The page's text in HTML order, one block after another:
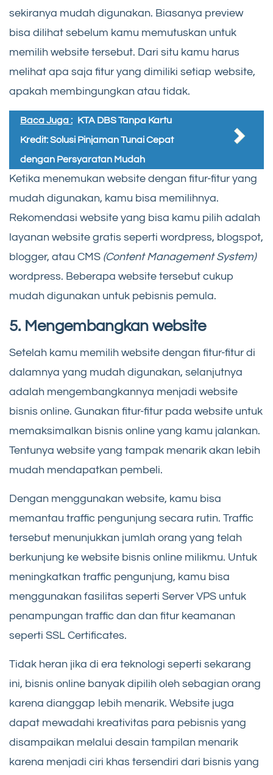
sekiranya mudah digunakan. Biasanya preview
bisa dilihat sebelum kamu memutuskan untuk
memilih website tersebut. Dari situ kamu harus
melihat apa saja fitur yang dimiliki setiap website,
apakah membingungkan atau tidak.
Baca Juga : KTA DBS Tanpa Kartu
Kredit: Solusi Pinjaman Tunai Cepat
dengan Persyaratan Mudah
Ketika menemukan website dengan fitur-fitur yang
mudah digunakan, kamu bisa memilihnya.
Rekomendasi website yang bisa kamu pilih adalah
layanan website gratis seperti wordpress, blogspot,
blogger, atau CMS (Content Management System)
wordpress. Beberapa website tersebut cukup
mudah digunakan untuk pebisnis pemula.
5. Mengembangkan website
Setelah kamu memilih website dengan fitur-fitur di
dalamnya yang mudah digunakan, selanjutnya
adalah mengembangkannya menjadi website
bisnis online. Gunakan fitur-fitur pada website untuk
memaksimalkan bisnis online yang kamu jalankan.
Tentunya website yang tampak menarik akan lebih
mudah mendapatkan pembeli.
Dengan menggunakan website, kamu bisa
memantau traffic pengunjung secara rutin. Traffic
tersebut menunjukkan jumlah orang yang telah
berkunjung ke website bisnis online milikmu. Untuk
meningkatkan traffic pengunjung, kamu bisa
menggunakan fasilitas seperti Server VPS untuk
penampungan traffic dan dan fitur keamanan
seperti SSL Certificates.
Tidak heran jika di era teknologi seperti sekarang
ini, bisnis online banyak dipilih oleh sebagian orang
karena dianggap lebih menarik. Website juga
dapat mewadahi kreativitas para pebisnis yang
disampaikan melalui desain tampilan menarik
karena menjadi ciri khas tersendiri dari bisnis yang